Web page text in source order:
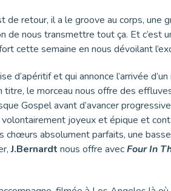
de retour, il a le groove au corps, une
de nous transmettre tout ça. Et c’est
cette semaine en nous dévoilant
d’apéritif et qui annonce l’arrivée
titre, le morceau nous offre des
Gospel avant d’avancer
joyeux et épique et
chœurs absolument parfaits, une
J.Bernardt nous offre avecFour In